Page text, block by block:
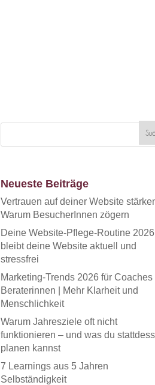
Neueste Beiträge
Vertrauen auf deiner Website
Warum BesucherInnen zögern
Deine Website-Pflege-Routine
bleibt deine Website aktuell und
stressfrei
Marketing-Trends 2026 für Coaches
Beraterinnen | Mehr Klarheit und
Menschlichkeit
Warum Jahresziele oft nicht
funktionieren – und was du
planen kannst
7 Learnings aus 5 Jahren
Selbständigkeit